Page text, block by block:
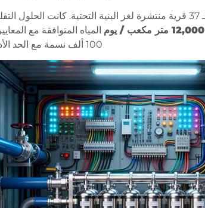
في الطوبوغرافيا الصعبة لمتشينغ، هوبي، كان توفير مياه الشرب الموثوقة لـ 37 قرية منتشرة لغز
12,000 متر مكعب / يوم المياه المتوافقة مع
100 ألف نسمة مع الحد الأدنى من التعقيد التشغيلي.